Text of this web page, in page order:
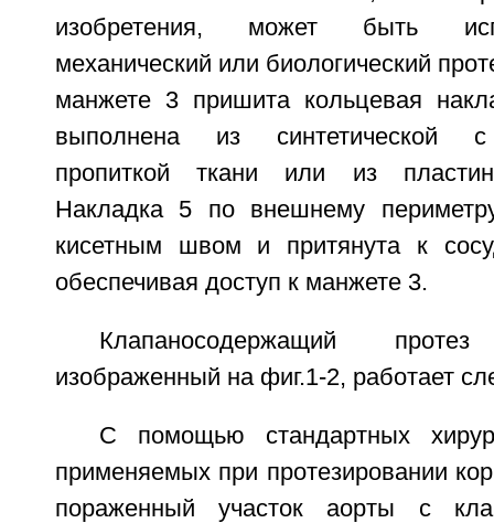
изобретения, может быть
механический или биологический
манжете 3 пришита кольцевая
выполнена из синтетической с
пропиткой ткани или из
Накладка 5 по внешнему
кисетным швом и притянута к
обеспечивая доступ к манжете 3.
Клапаносодержащий
изображенный на фиг.1-2, работает
С помощью стандартных
применяемых при протезировании
пораженный участок аорты с